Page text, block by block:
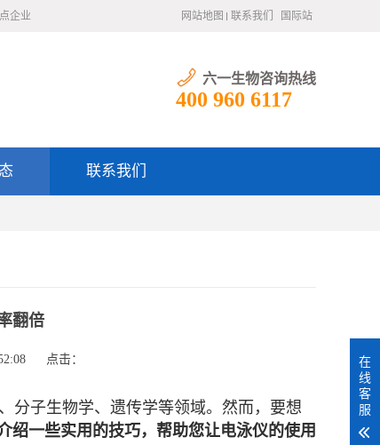
企业 网站地图 联系我们 国际站
六一生物咨询热线
400 960 6117
联系我们
翻倍
点击：
分子生物学、遗传学等领域。然而，要想
绍一些实用的技巧，帮助您让电泳仪的使用
在
线
客
服